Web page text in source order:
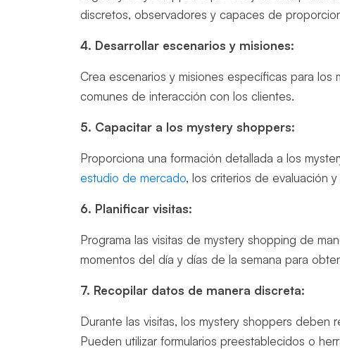
discretos, observadores y capaces de
4. Desarrollar escenarios y misiones:
Crea escenarios y misiones específicas para
comunes de interacción con los clientes.
5. Capacitar a los mystery shoppers:
Proporciona una formación detallada a los
estudio de mercado, los criterios de evaluación
6. Planificar visitas:
Programa las visitas de mystery shopping de
momentos del día y días de la semana para
7. Recopilar datos de manera discreta:
Durante las visitas, los mystery shoppers deben
Pueden utilizar formularios preestablecidos o